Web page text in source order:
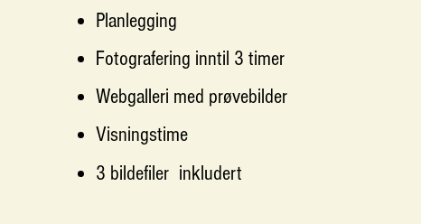
Planlegging​
Fotografering inntil 3 timer
Webgalleri med prøvebilder
Visningstime​​​​
3 bildefiler inkludert